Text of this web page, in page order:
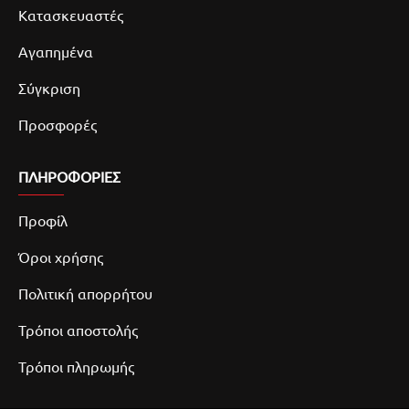
Κατασκευαστές
Αγαπημένα
Σύγκριση
Προσφορές
ΠΛΗΡΟΦΟΡΙΕΣ
Προφίλ
Όροι χρήσης
Πολιτική απορρήτου
Τρόποι αποστολής
Τρόποι πληρωμής